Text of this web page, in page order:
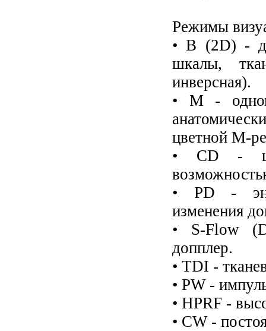
Режимы
• B (2D) -
шкалы,
инверсная).
• M -
цветной М-
• CD -
• PD -
изменения
• S-Flow
допплер.
• TDI -
• PW -
• HPRF -
• CW -